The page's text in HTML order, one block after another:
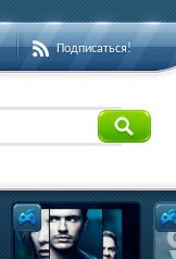
Подписаться!